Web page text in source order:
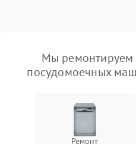
Мы ремонтируем
посудомоечных
Ремонт